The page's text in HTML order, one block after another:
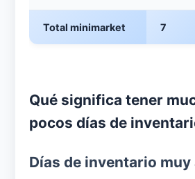
Total minimarket 7
Qué significa tener
pocos días de
Días de inventario muy